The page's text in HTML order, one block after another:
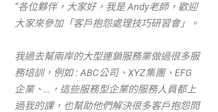
“各位夥伴，大家好，我是 Andy老師，歡迎
大家來參加「客戶抱怨處理技巧研習會」。
我過去幫兩岸的大型連鎖服務業做過很多服
務培訓，例如 : ABC公司、XYZ集團、EFG
企業、…，這些服務型企業的服務人員都上
過我的課，也幫助他們解決很多客戶抱怨問